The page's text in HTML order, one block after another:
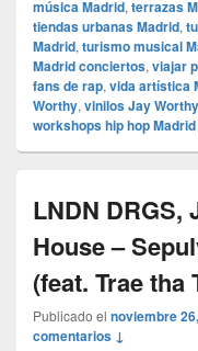
música Madrid, terrazas
tiendas urbanas Madrid,
Madrid, turismo musical
Madrid conciertos, viajar
fans de rap, vida artística
Worthy, vinilos Jay Worthy
workshops hip hop Madrid
LNDN DRGS,
House –
(feat. Trae tha
Publicado el noviembre
comentarios ↓